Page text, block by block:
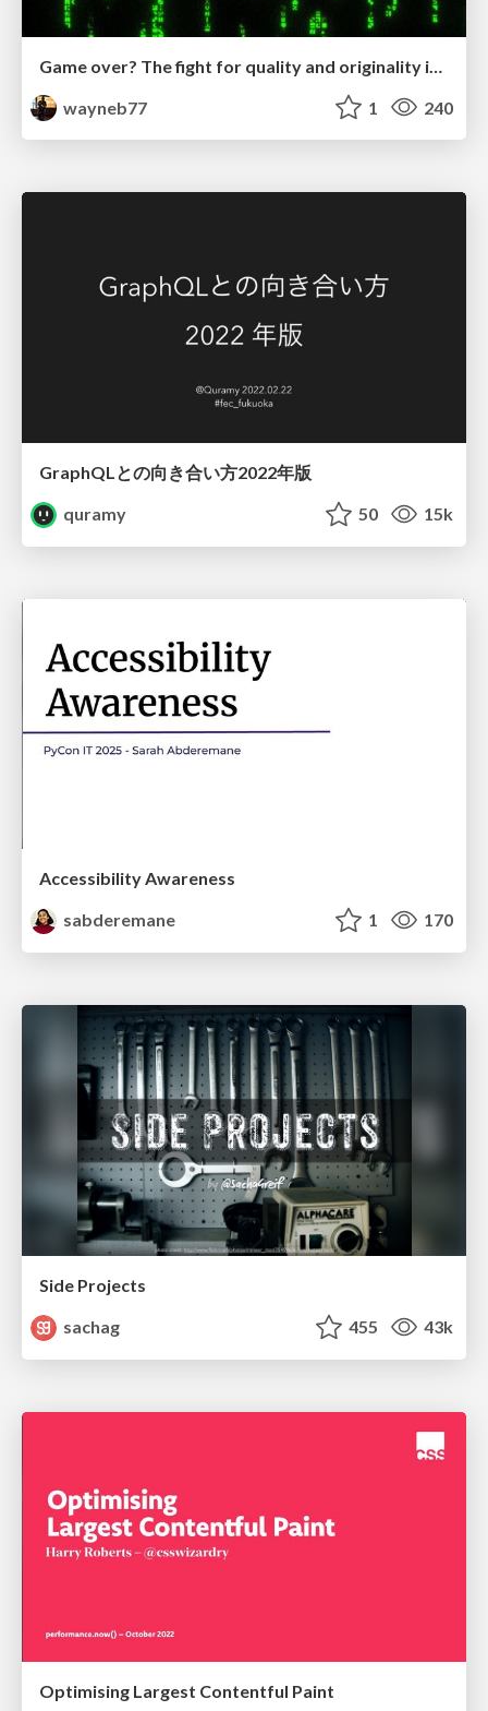
wayneb77
1 240
GraphQLとの向き合い方2022年版
quramy
50 15k
Accessibility Awareness
sabderemane
1 170
Side Projects
sachag
455 43k
Optimising Largest Contentful Paint